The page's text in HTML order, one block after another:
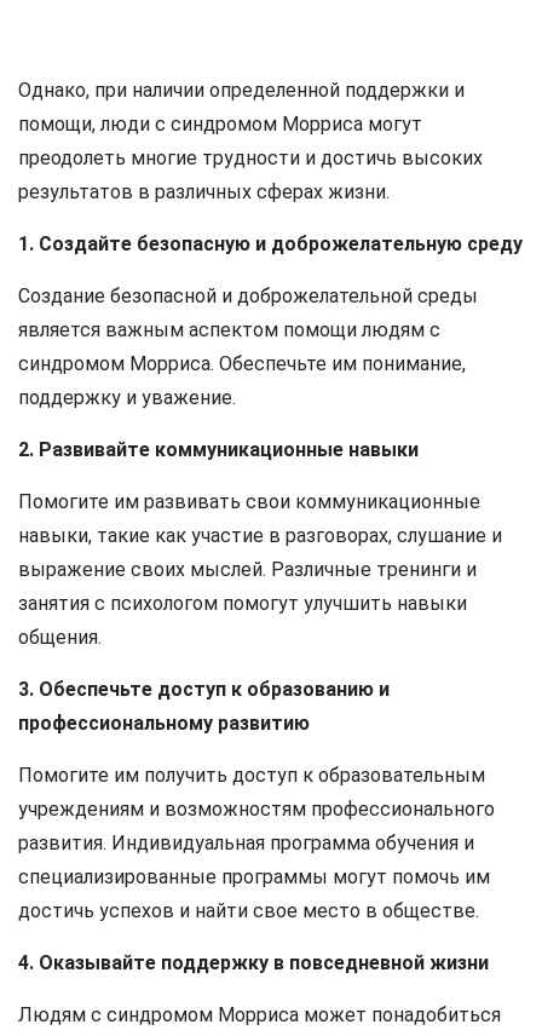
Однако, при наличии определенной поддержки и
помощи, люди с синдромом Морриса могут
преодолеть многие трудности и достичь высоких
результатов в различных сферах жизни.
1. Создайте безопасную и доброжелательную среду
Создание безопасной и доброжелательной среды
является важным аспектом помощи людям с
синдромом Морриса. Обеспечьте им понимание,
поддержку и уважение.
2. Развивайте коммуникационные навыки
Помогите им развивать свои коммуникационные
навыки, такие как участие в разговорах, слушание и
выражение своих мыслей. Различные тренинги и
занятия с психологом помогут улучшить навыки
общения.
3. Обеспечьте доступ к образованию и
профессиональному развитию
Помогите им получить доступ к образовательным
учреждениям и возможностям профессионального
развития. Индивидуальная программа обучения и
специализированные программы могут помочь им
достичь успехов и найти свое место в обществе.
4. Оказывайте поддержку в повседневной жизни
Людям с синдромом Морриса может понадобиться